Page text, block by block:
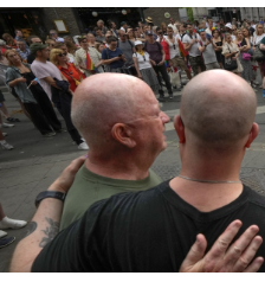
PODCAST
NEWSLETTER
I MIEI PREFERITI